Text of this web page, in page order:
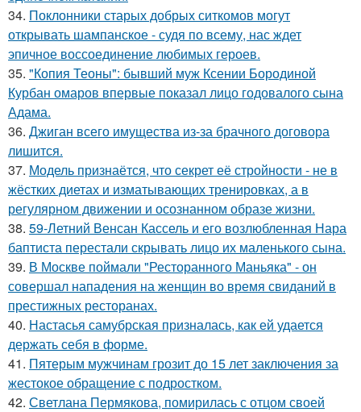
34. Поклонники старых добрых ситкомов могут
открывать шампанское - судя по всему, нас ждет
эпичное воссоединение любимых героев.
35. "Копия Теоны": бывший муж Ксении Бородиной
Курбан омаров впервые показал лицо годовалого сына
Адама.
36. Джиган всего имущества из-за брачного договора
лишится.
37. Модель признаётся, что секрет её стройности - не в
жёстких диетах и изматывающих тренировках, а в
регулярном движении и осознанном образе жизни.
38. 59-Летний Венсан Кассель и его возлюбленная Нара
баптиста перестали скрывать лицо их маленького сына.
39. В Москве поймали "Ресторанного Маньяка" - он
совершал нападения на женщин во время свиданий в
престижных ресторанах.
40. Настасья самубрская призналась, как ей удается
держать себя в форме.
41. Пятерым мужчинам грозит до 15 лет заключения за
жестокое обращение с подростком.
42. Светлана Пермякова, помирилась с отцом своей